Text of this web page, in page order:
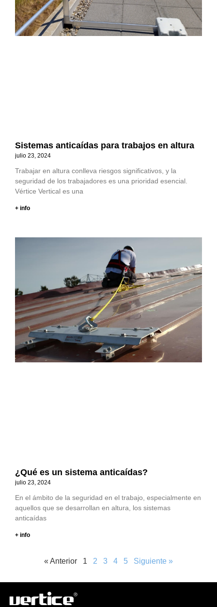
Sistemas anticaídas para trabajos en altura
julio 23, 2024
Trabajar en altura conlleva riesgos significativos, y la
seguridad de los trabajadores es una prioridad esencial.
Vértice Vertical es una
+ info
¿Qué es un sistema anticaídas?
julio 23, 2024
En el ámbito de la seguridad en el trabajo, especialmente en
aquellos que se desarrollan en altura, los sistemas
anticaídas
+ info
« Anterior 1 2 3 4 5 Siguiente »